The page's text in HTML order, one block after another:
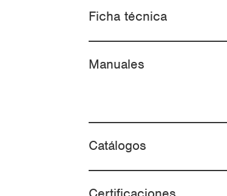
Ficha técnica
Manuales
Catálogos